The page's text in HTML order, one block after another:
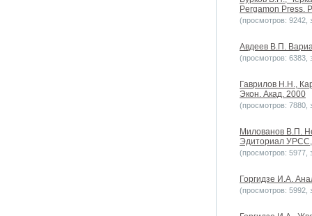
Pergamon Press.
(просмотров: 9242,
Авдеев В.П.
(просмотров: 6383,
Гаврилов Н.Н.,
Экон. Акад. 2000
(просмотров: 7880,
Милованов В.П.
Эдиториал УРСС,
(просмотров: 5977,
Горгидзе И.A.
(просмотров: 5992,